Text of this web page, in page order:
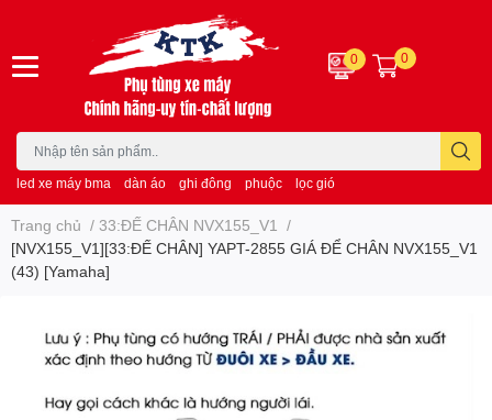
led xe máy bma dàn áo ghi đông phuộc lọc gió
0 0
Trang chủ / 33:ĐẾ CHÂN NVX155_V1
/
[NVX155_V1][33:ĐẾ CHÂN] YAPT-2855 GIÁ ĐỂ CHÂN NVX155_V1
(43) [Yamaha]